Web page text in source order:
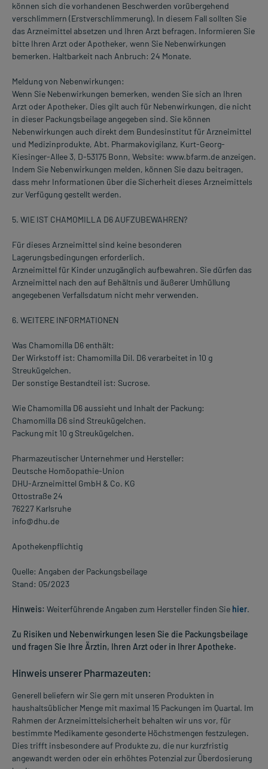
können sich die vorhandenen Beschwerden vorübergehend
verschlimmern (Erstverschlimmerung). In diesem Fall sollten Sie
das Arzneimittel absetzen und Ihren Arzt befragen. Informieren Sie
bitte Ihren Arzt oder Apotheker, wenn Sie Nebenwirkungen
bemerken. Haltbarkeit nach Anbruch: 24 Monate.
Meldung von Nebenwirkungen:
Wenn Sie Nebenwirkungen bemerken, wenden Sie sich an Ihren
Arzt oder Apotheker. Dies gilt auch für Nebenwirkungen, die nicht
in dieser Packungsbeilage angegeben sind. Sie können
Nebenwirkungen auch direkt dem Bundesinstitut für Arzneimittel
und Medizinprodukte, Abt. Pharmakovigilanz, Kurt-Georg-
Kiesinger-Allee 3, D-53175 Bonn, Website: www.bfarm.de anzeigen.
Indem Sie Nebenwirkungen melden, können Sie dazu beitragen,
dass mehr Informationen über die Sicherheit dieses Arzneimittels
zur Verfügung gestellt werden.
5. WIE IST CHAMOMILLA D6 AUFZUBEWAHREN?
Für dieses Arzneimittel sind keine besonderen
Lagerungsbedingungen erforderlich.
Arzneimittel für Kinder unzugänglich aufbewahren. Sie dürfen das
Arzneimittel nach den auf Behältnis und äußerer Umhüllung
angegebenen Verfallsdatum nicht mehr verwenden.
6. WEITERE INFORMATIONEN
Was Chamomilla D6 enthält:
Der Wirkstoff ist: Chamomilla Dil. D6 verarbeitet in 10 g
Streukügelchen.
Der sonstige Bestandteil ist: Sucrose.
Wie Chamomilla D6 aussieht und Inhalt der Packung:
Chamomilla D6 sind Streukügelchen.
Packung mit 10 g Streukügelchen.
Pharmazeutischer Unternehmer und Hersteller:
Deutsche Homöopathie-Union
DHU-Arzneimittel GmbH & Co. KG
Ottostraße 24
76227 Karlsruhe
info@dhu.de
Apothekenpflichtig
Quelle: Angaben der Packungsbeilage
Stand: 05/2023
Hinweis: Weiterführende Angaben zum Hersteller finden Sie hier.
Zu Risiken und Nebenwirkungen lesen Sie die Packungsbeilage
und fragen Sie Ihre Ärztin, Ihren Arzt oder in Ihrer Apotheke.
Hinweis unserer Pharmazeuten:
Generell beliefern wir Sie gern mit unseren Produkten in
haushaltsüblicher Menge mit maximal 15 Packungen im Quartal. Im
Rahmen der Arzneimittelsicherheit behalten wir uns vor, für
bestimmte Medikamente gesonderte Höchstmengen festzulegen.
Dies trifft insbesondere auf Produkte zu, die nur kurzfristig
angewandt werden oder ein erhöhtes Potenzial zur Überdosierung